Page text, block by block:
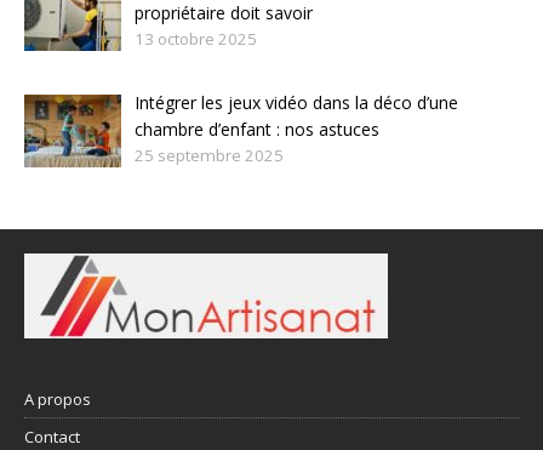
propriétaire doit savoir
13 octobre 2025
Intégrer les jeux vidéo dans la déco d’une
chambre d’enfant : nos astuces
25 septembre 2025
A propos
Contact